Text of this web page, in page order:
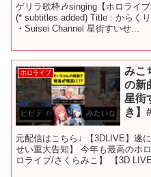
ゲリラ歌枠🎶singing【ホロライ
(* subtitles added) Title : からく
・Suisei Channel 星街すいせ...
ホロライブ
みこ
の新
星街
き】
元配信はこちら↓ 【3DLIVE】遂
せい重大告知】 今年も最高のホ
ロライブ/さくらみこ】 【3D